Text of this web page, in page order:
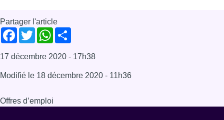
Partager l'article
Facebook
TwitterWhatsApp
17 décembre 2020 - 17h38
Modifié le 18 décembre 2020 - 11h36
Offres d’emploi